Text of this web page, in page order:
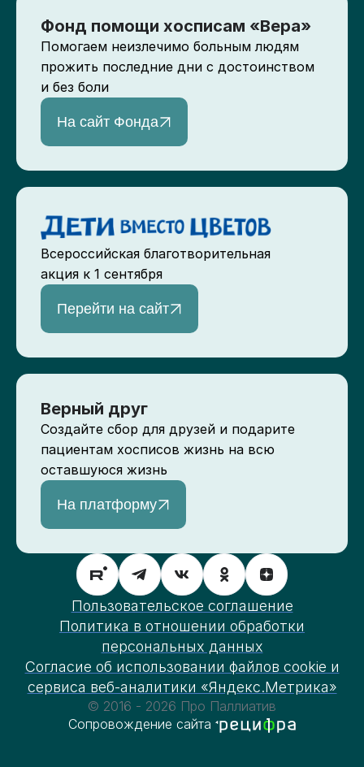
Фонд помощи хосписам «Вера»
Помогаем неизлечимо больным людям
прожить последние дни с достоинством
и без боли
На сайт Фонда
Всероссийская благотворительная
акция к 1 сентября
Перейти на сайт
Верный друг
Создайте сбор для друзей и подарите
пациентам хосписов жизнь на всю
оставшуюся жизнь
На платформу
Пользовательское соглашение
Политика в отношении обработки
персональных данных
Согласие об использовании файлов cookie и
сервиса веб-аналитики «Яндекс.Метрика»
© 2016 - 2026 Про Паллиатив
Сопровождение сайта